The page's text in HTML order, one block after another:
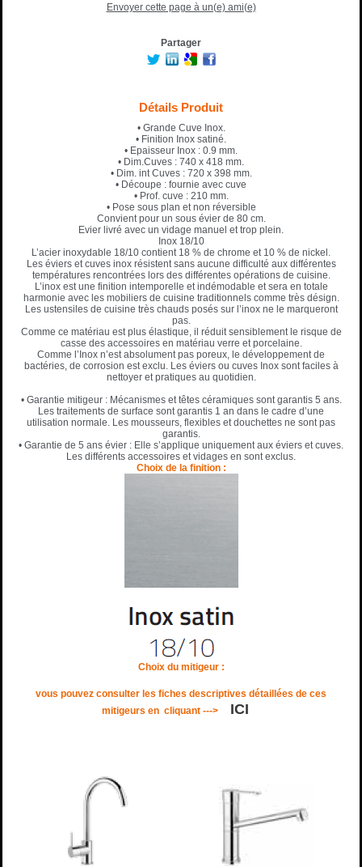
Envoyer cette page à un(e) ami(e)
Partager
Détails Produit
• Grande Cuve Inox.
• Finition Inox satiné.
• Epaisseur Inox : 0.9 mm.
• Dim.Cuves : 740 x 418 mm.
• Dim. int Cuves : 720 x 398 mm.
• Découpe : fournie avec cuve
• Prof. cuve : 210 mm.
• Pose sous plan et non réversible
Convient pour un sous évier de 80 cm.
Evier livré avec un vidage manuel et trop plein.
Inox 18/10
L’acier inoxydable 18/10 contient 18 % de chrome et 10 % de nickel.
Les éviers et cuves inox résistent sans aucune difficulté aux différentes
températures rencontrées lors des différentes opérations de cuisine.
L’inox est une finition intemporelle et indémodable et sera en totale
harmonie avec les mobiliers de cuisine traditionnels comme très désign.
Les ustensiles de cuisine très chauds posés sur l’inox ne le marqueront
pas.
Comme ce matériau est plus élastique, il réduit sensiblement le risque de
casse des accessoires en matériau verre et porcelaine.
Comme l’Inox n’est absolument pas poreux, le développement de
bactéries, de corrosion est exclu. Les éviers ou cuves Inox sont faciles à
nettoyer et pratiques au quotidien.
• Garantie mitigeur : Mécanismes et têtes céramiques sont garantis 5 ans.
Les traitements de surface sont garantis 1 an dans le cadre d’une
utilisation normale. Les mousseurs, flexibles et douchettes ne sont pas
garantis.
• Garantie de 5 ans évier : Elle s’applique uniquement aux éviers et cuves.
Les différents accessoires et vidages en sont exclus.
Choix de la finition :
Choix du mitigeur :
vous pouvez consulter les fiches descriptives détaillées de ces
mitigeurs en cliquant ---> ICI